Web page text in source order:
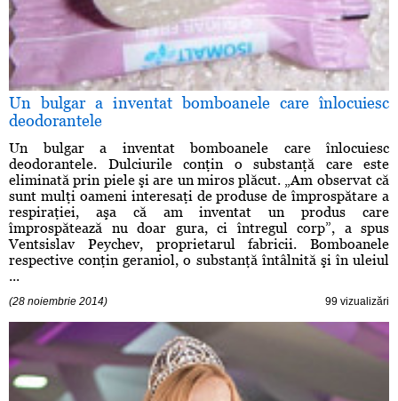
Un bulgar a inventat bomboanele care înlocuiesc
deodorantele
Un bulgar a inventat bomboanele care înlocuiesc
deodorantele. Dulciurile conţin o substanţă care este
eliminată prin piele şi are un miros plăcut. „Am observat că
sunt mulţi oameni interesaţi de produse de împrospătare a
respiraţiei, aşa că am inventat un produs care
împrospătează nu doar gura, ci întregul corp”, a spus
Ventsislav Peychev, proprietarul fabricii. Bomboanele
respective conţin geraniol, o substanţă întâlnită şi în uleiul
...
(28 noiembrie 2014) 99 vizualizări